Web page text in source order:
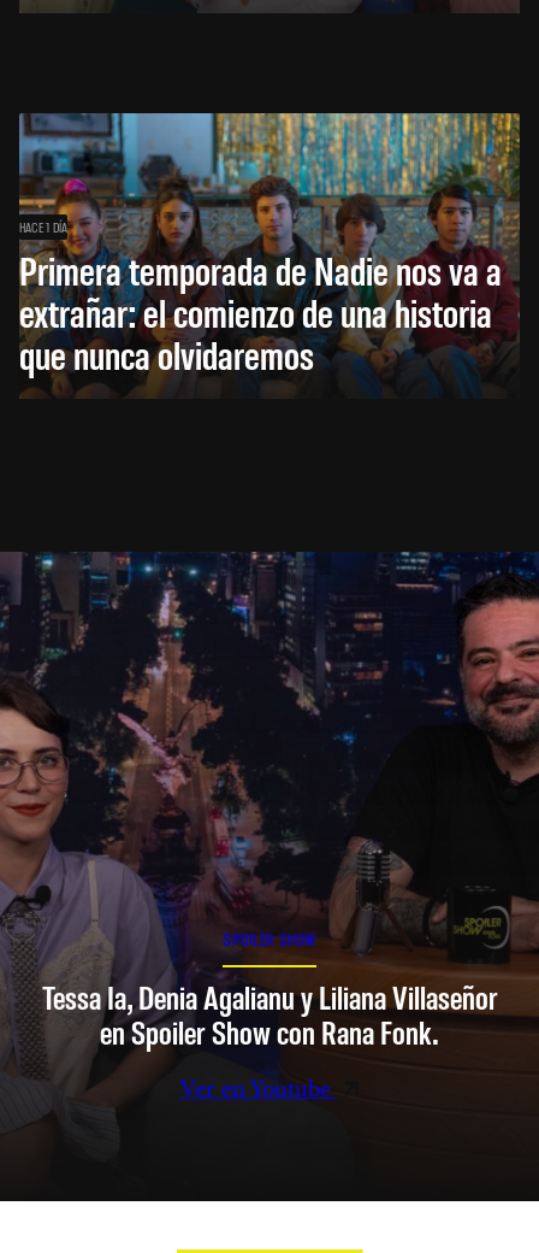
HACE 1 DÍA
Primera temporada de Nadie nos va a
extrañar: el comienzo de una historia
que nunca olvidaremos
SPOILER SHOW
Tessa Ia, Denia Agalianu y Liliana Villaseñor
en Spoiler Show con Rana Fonk.
Ver en Youtube